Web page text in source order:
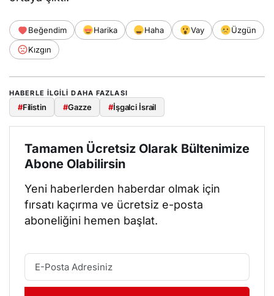
Beğendim Harika Haha Vay
Üzgün
Kızgın
HABERLE ILGILI DAHA FAZLASI
#Filistin #Gazze #İşgalci İsrail
Tamamen Ücretsiz Olarak Bültenimize
Abone Olabilirsin
Yeni haberlerden haberdar olmak için
fırsatı kaçırma ve ücretsiz e-posta
aboneliğini hemen başlat.